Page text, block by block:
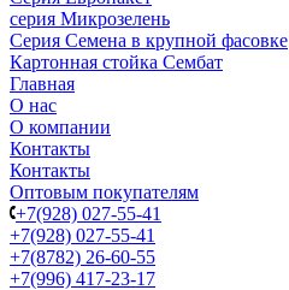
серия Микрозелень
Серия Семена в крупной фасовке
Картонная стойка Сембат
Главная
О нас
О компании
Контакты
Контакты
Оптовым покупателям
+7(928) 027-55-41
+7(928) 027-55-41
+7(8782) 26-60-55
+7(996) 417-23-17